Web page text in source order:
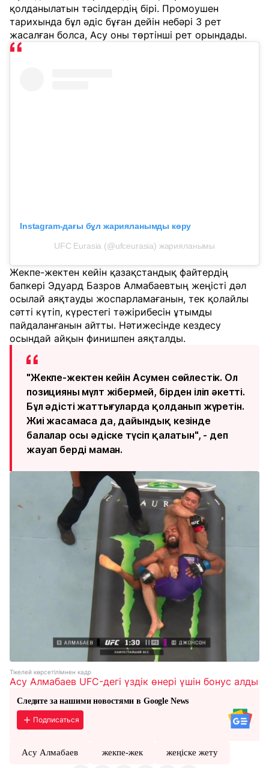
қолданылатын тәсілдердің бірі. Промоушен
тарихында бұл әдіс бұған дейін небәрі 3 рет
жасалған болса, Асу оны төртінші рет орындады.
Instagram-дағы бұл жарияланымды көру
UFC Eurasia (@ufceurasia) жарияланымы
Жекпе-жектен кейін қазақстандық файтердің
бапкері Эдуард Базров Алмабаевтың жеңісті дәл
осылай аяқтауды жоспарламағанын, тек қолайлы
сәтті күтіп, күрестегі тәжірибесін ұтымды
пайдаланғанын айтты. Нәтижесінде кездесу
осындай айқын финишпен аяқталды.
"Жекпе-жектен кейін Асумен сөйлестік. Ол
позицияны мүлт жібермей, бірден іліп әкетті.
Бұл әдісті жаттығуларда қолданып жүретін.
Жиі жасамаса да, дайындық кезінде
балалар осы әдіске түсіп қалатын", - деп
жауап берді маман.
Тікелей көрсетілімнен кадр
Асу Алмабаев UFC-дегі үздік өнері үшін бонус алды
Следите за нашими новостями в Google News
Подписаться
Асу Алмабаев жекпе-жек жеңіске жету